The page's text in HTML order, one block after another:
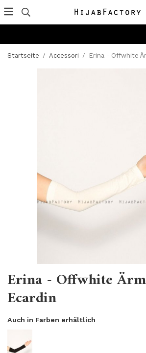
Startseite / Accessori / Erina - Offwhite
Erina - Offwhite
Ecardin
Auch in Farben erhältlich